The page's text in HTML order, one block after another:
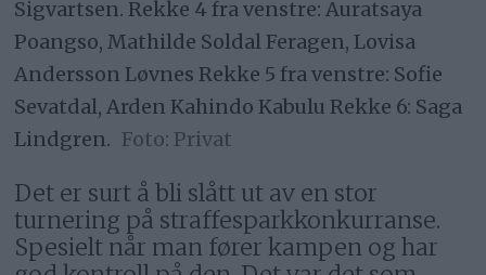
Sigvartsen. Rekke 4 fra venstre: Auratsaya
Poangso, Mathilde Soldal Feragen, Lovisa
Andersson Løvnes Rekke 5 fra venstre: Sofie
Sevatdal, Arden Kahindo Kabulu Rekke 6: Saga
Lindgren.
Privat
Det er surt å bli slått ut av en stor
turnering på straffesparkkonkurranse.
Spesielt når man fører kampen og har